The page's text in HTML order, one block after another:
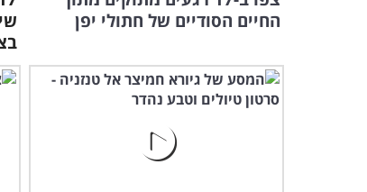
החיים הסודיים של חתולי יפן